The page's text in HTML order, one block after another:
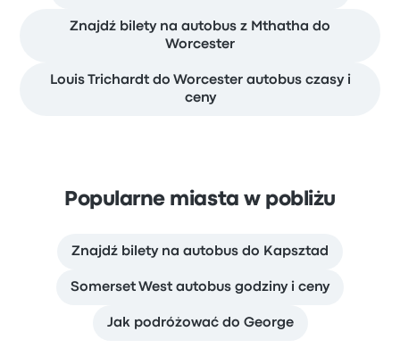
Znajdź bilety na autobus z Mthatha do
Worcester
Louis Trichardt do Worcester autobus czasy i
ceny
Popularne miasta w pobliżu
Znajdź bilety na autobus do Kapsztad
Somerset West autobus godziny i ceny
Jak podróżować do George